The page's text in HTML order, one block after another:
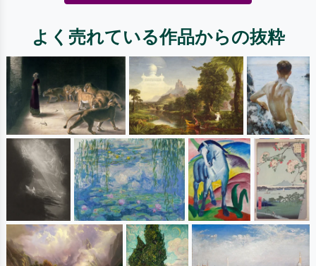
よく売れている作品からの抜粋